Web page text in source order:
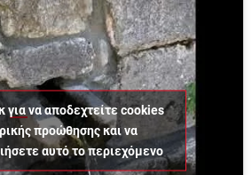
για να αποδεχτείτε cookies
προώθησης και να
αυτό το περιεχόμενο